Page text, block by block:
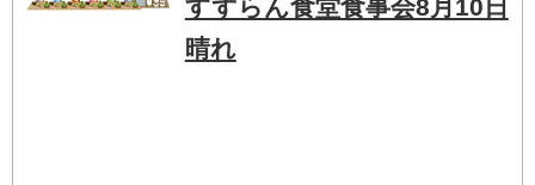
すずらん食堂食事会8月10日
晴れ